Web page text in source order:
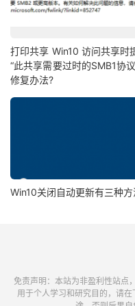
打印共享 Win10 访问共享时
“此共享需要过时的SMB1协
修复办法?
Win10关闭自动更新有三种方
免责声明：本站为非盈利性站点
用于个人学习和研究目的，请